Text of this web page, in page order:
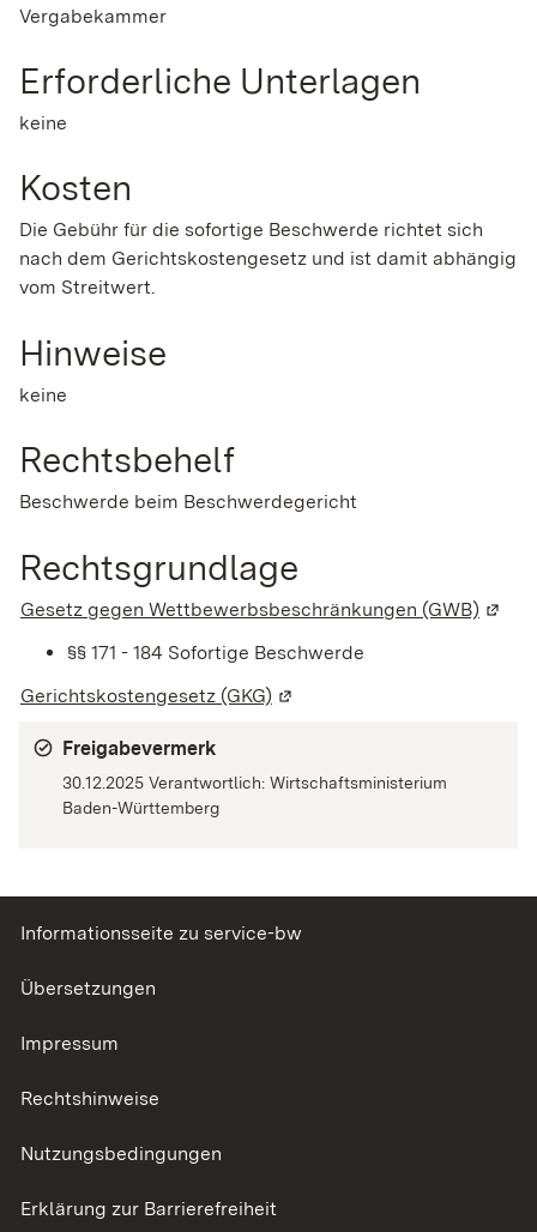
Vergabekammer
Erforderliche Unterlagen
keine
Kosten
Die Gebühr für die sofortige Beschwerde richtet sich
nach dem Gerichtskostengesetz und ist damit abhängig
vom Streitwert.
Hinweise
keine
Rechtsbehelf
Beschwerde beim Beschwerdegericht
Rechtsgrundlage
Gesetz gegen Wettbewerbsbeschränkungen (GWB)
§§ 171 - 184 Sofortige Beschwerde
Gerichtskostengesetz (GKG) (Wird in einem neuen
Freigabevermerk
30.12.2025 Verantwortlich: Wirtschaftsministerium
Baden-Württemberg
Informationsseite zu service-bw
Übersetzungen
Impressum
Rechtshinweise
Nutzungsbedingungen
Erklärung zur Barrierefreiheit